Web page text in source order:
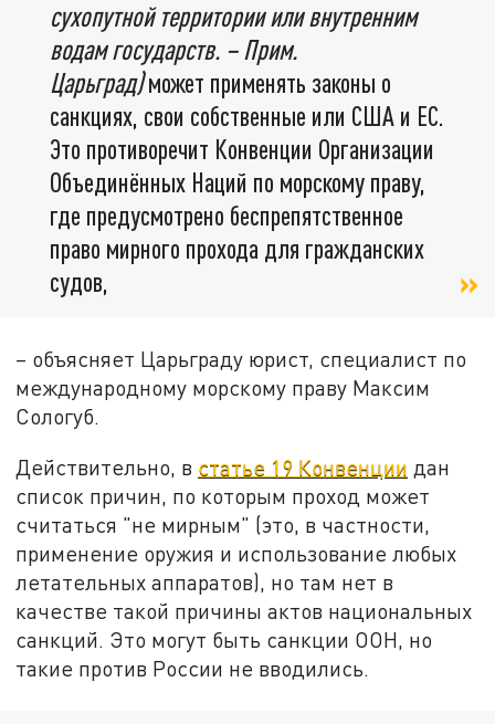
сухопутной территории или внутренним
водам государств. – Прим.
Царьград)может применять законы о
санкциях, свои собственные или США и ЕС.
Это противоречит Конвенции Организации
Объединённых Наций по морскому праву,
где предусмотрено беспрепятственное
право мирного прохода для гражданских
судов,
– объясняет Царьграду юрист, специалист по
международному морскому праву Максим
Сологуб.
Действительно, в статье 19 Конвенции дан
список причин, по которым проход может
считаться "не мирным" (это, в частности,
применение оружия и использование любых
летательных аппаратов), но там нет в
качестве такой причины актов национальных
санкций. Это могут быть санкции ООН, но
такие против России не вводились.